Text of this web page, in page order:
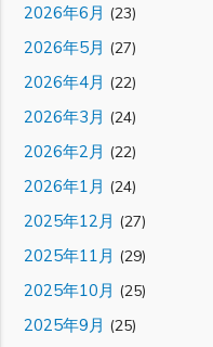
2026年6月 (23)
2026年5月 (27)
2026年4月 (22)
2026年3月 (24)
2026年2月 (22)
2026年1月 (24)
2025年12月 (27)
2025年11月 (29)
2025年10月 (25)
2025年9月 (25)